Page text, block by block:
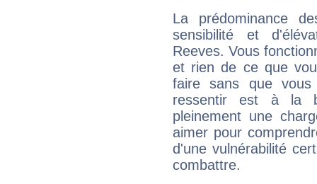
La prédominance
sensibilité et
Reeves. Vous
et rien de ce que
faire sans que
ressentir est à la
pleinement une
aimer pour
d'une vulnérabilité
combattre.